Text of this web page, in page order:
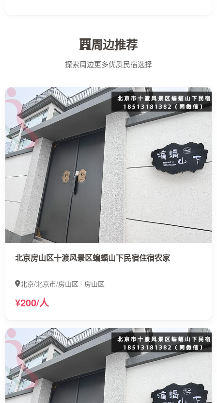
周边推荐
探索周边更多优质民宿选择
北京房山区十渡风景区蝙蝠山下民宿住宿农家
北京/北京市/房山区 · 房山区
¥200/人